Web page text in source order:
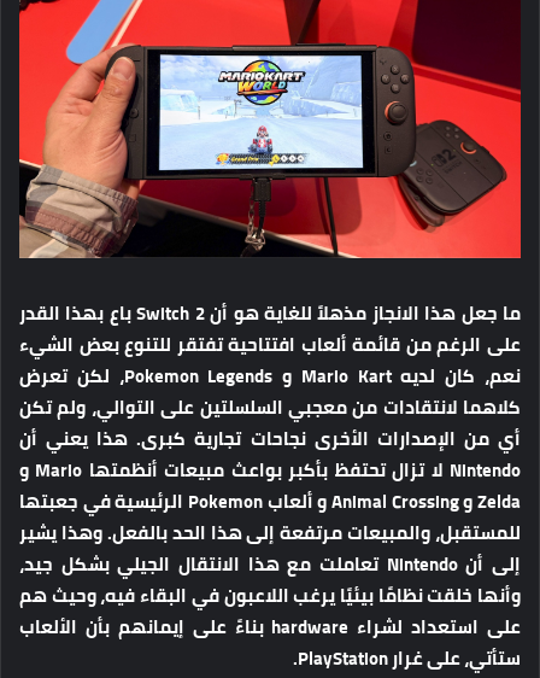
ما جعل هذا الانجاز مذهلاً للغاية هو أن Switch 2 باع بهذا القدر
على الرغم من قائمة ألعاب افتتاحية تفتقر للتنوع بعض الشيء
نعم، كان لديه Mario Kart و Pokemon Legends، لكن تعرض
كلاهما لانتقادات من معجبي السلسلتين على التوالي، ولم تكن
أي من الإصدارات الأخرى نجاحات تجارية كبرى. هذا يعني أن
Nintendo لا تزال تحتفظ بأكبر بواعث مبيعات أنظمتها Mario و
Zelda و Animal Crossing و ألعاب Pokemon الرئيسية في جعبتها
للمستقبل، والمبيعات مرتفعة إلى هذا الحد بالفعل. وهذا يشير
إلى أن Nintendo تعاملت مع هذا الانتقال الجيلي بشكل جيد،
وأنها خلقت نظامًا بيئيًا يرغب اللاعبون في البقاء فيه، وحيث هم
على استعداد لشراء hardware بناءً على إيمانهم بأن الألعاب
ستأتي، على غرار PlayStation.